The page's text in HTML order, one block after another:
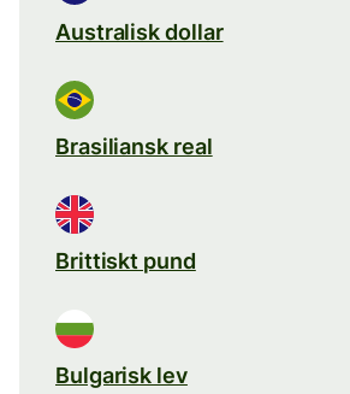
Australisk dollar
Brasiliansk real
Brittiskt pund
Bulgarisk lev